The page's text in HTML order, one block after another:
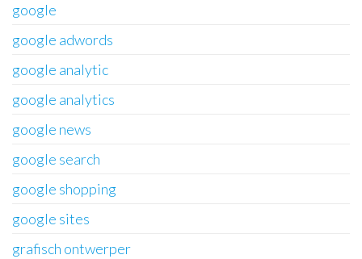
google
google adwords
google analytic
google analytics
google news
google search
google shopping
google sites
grafisch ontwerper